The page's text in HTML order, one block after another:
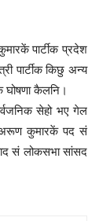
पार्टीक प्रदेश
पार्टीक किछु अन्य
घोषणा कैलनि।
सेहो भए गेल
अरूण कुमारकें पद सं
सं लोकसभा सांसद